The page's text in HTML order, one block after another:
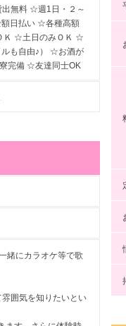
無料 ☆週1日・２～
日払い ☆各種高額
Ｋ ☆土日のみＯＫ ☆
も自由♪） ☆お酒が
完備 ☆友達同士OK
緒にカラオケ等で歌
囲気を知りたいとい